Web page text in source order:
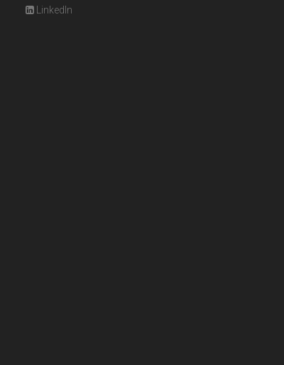
LinkedIn